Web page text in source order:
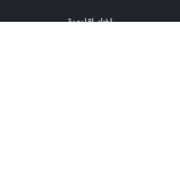
اخبار اقليمية